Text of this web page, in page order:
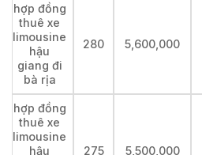
hợp đồng
thuê xe
limousine
hậu
giang đi
bà rịa
280 5,600,000
hợp đồng
thuê xe
limousine
hậu
275 5,500,000